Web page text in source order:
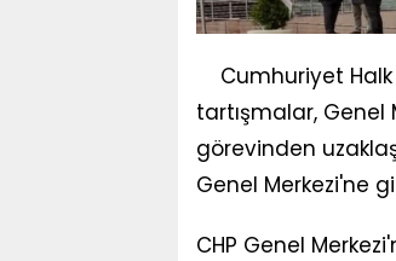
Cumhuriyet
tartışmalar, Genel
görevinden
Genel Merkezi'ne
CHP Genel